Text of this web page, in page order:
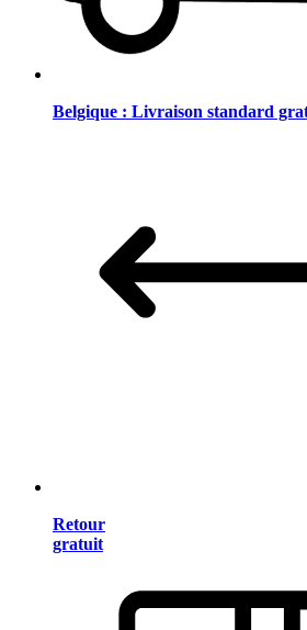
Belgique : Livraison standard
Retour
gratuit